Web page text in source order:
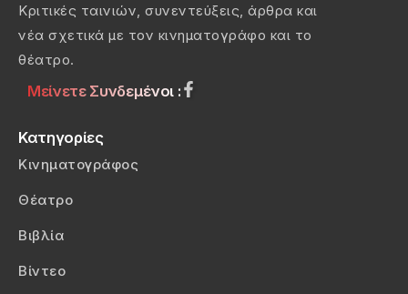
Κριτικές ταινιών, συνεντεύξεις, άρθρα και
νέα σχετικά με τον κινηματογράφο και το
θέατρο.
Μείνετε Συνδεμένοι :
Κατηγορίες
Κινηματογράφος
Θέατρο
Βιβλία
Βίντεο